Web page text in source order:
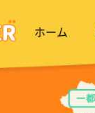
ホーム